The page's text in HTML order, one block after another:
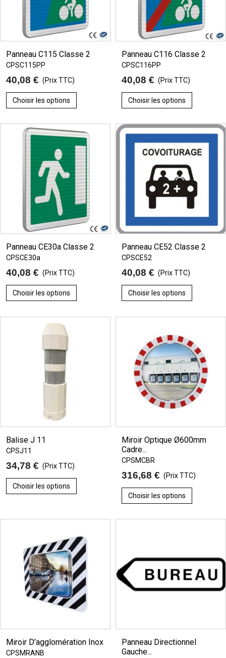
Panneau C115 Classe 2
CPSC115PP
40,08 € (Prix TTC)
Choisir les options
Panneau C116 Classe 2
CPSC116PP
40,08 € (Prix TTC)
Choisir les options
Panneau CE30a Classe 2
CPSCE30a
40,08 € (Prix TTC)
Choisir les options
Panneau CE52 Classe 2
CPSCE52
40,08 € (Prix TTC)
Choisir les options
Balise J 11
CPSJ11
34,78 € (Prix TTC)
Choisir les options
Miroir Optique Ø600mm
Cadre...
CPSMCBR
316,68 € (Prix TTC)
Choisir les options
Miroir D’agglomération Inox
CPSMRANB
Panneau Directionnel
Gauche...